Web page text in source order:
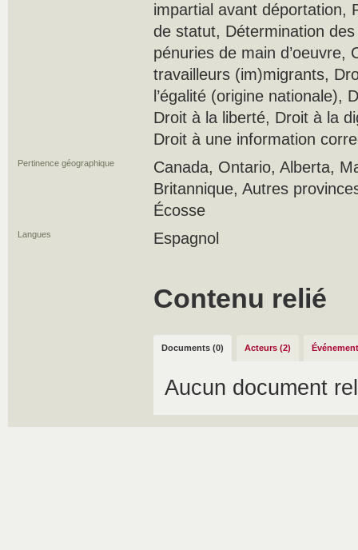
impartial avant déportation,
de statut, Détermination
pénuries de main d’oeuvre,
travailleurs (im)migrants,
l’égalité (origine nationale),
Droit à la liberté, Droit à la
Droit à une information
Pertinence géographique
Canada, Ontario, Alberta,
Britannique, Autres
Écosse
Langues Espagnol
Contenu relié
Documents (0) Acteurs (2)
Aucun document